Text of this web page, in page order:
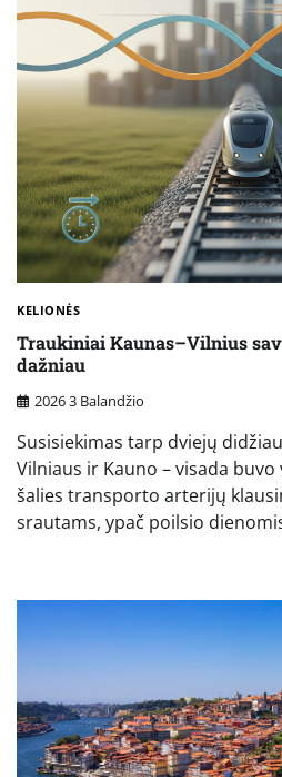
KELIONĖS
Traukiniai Kaunas–Vilnius
dažniau
2026 3 Balandžio
Susisiekimas tarp dviejų
Vilniaus ir Kauno – visada
šalies transporto arterijų
srautams, ypač poilsio